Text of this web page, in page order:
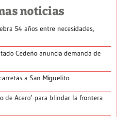
noticias
54 años entre necesidades,
Cedeño anuncia demanda de
a San Miguelito
de Acero’ para blindar la frontera